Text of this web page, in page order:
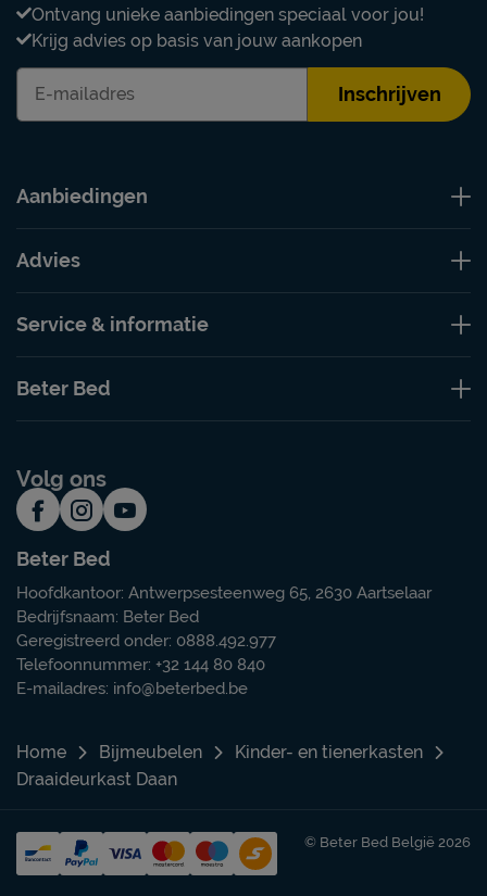
Ontvang unieke aanbiedingen speciaal voor jou!
Krijg advies op basis van jouw aankopen
Inschrijven
Aanbiedingen
Advies
Service & informatie
Beter Bed
Volg ons
Beter Bed
Hoofdkantoor: Antwerpsesteenweg 65, 2630 Aartselaar
Bedrijfsnaam: Beter Bed
Geregistreerd onder: 0888.492.977
Telefoonnummer: +32 144 80 840
E-mailadres: info@beterbed.be
Home Bijmeubelen
Kinder- en tienerkasten
Draaideurkast Daan
© Beter Bed België 2026